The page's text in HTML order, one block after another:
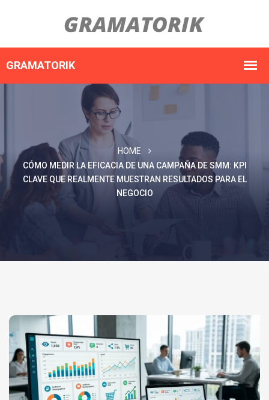
HOME
CÓMO MEDIR LA EFICACIA DE UNA CAMPAÑA DE SMM: KPI
CLAVE QUE REALMENTE MUESTRAN RESULTADOS PARA EL
NEGOCIO